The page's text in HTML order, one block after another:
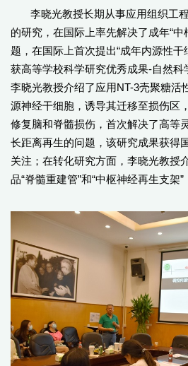
李晓光教授长期从事应用组织工
的研究，在国际上率先解决了成年“中
题，在国际上首次提出“成年内源性
获高等学校科学研究优秀成果-自然科
李晓光教授介绍了应用NT-3壳聚糖活
源神经干细胞，诱导其迁移至损伤区
修复脑和脊髓损伤，首次解决了高等
长距离再生的问题，该研究成果获得
关注；在转化研究方面，李晓光教授
品“脊髓重建管”和“中枢神经再生支架